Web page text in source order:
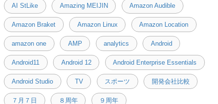
AI StLike Amazing MEIJIN Amazon Audible
Amazon Braket Amazon Linux Amazon Location
amazon one AMP analytics Android
Android11 Android 12 Android Enterprise Essentials
Android Studio TV スポーツ 開発会社比較
７月７日 ８周年 ９周年